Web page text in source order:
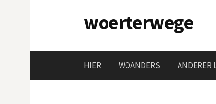
woerterwege
HIER WOANDERS ANDERER